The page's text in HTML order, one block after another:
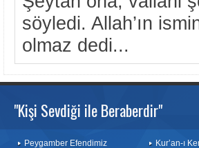
söyledi. Allah’ın
olmaz dedi...
"Kişi Sevdiği ile Beraberdir"
Peygamber Efendimiz Kur’an-ı